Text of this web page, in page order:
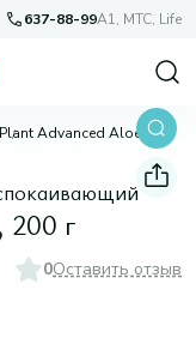
637-88-99A1, МТС, Life
Plant Advanced Aloe Vera, 200 г
г
0Оставить отзыв